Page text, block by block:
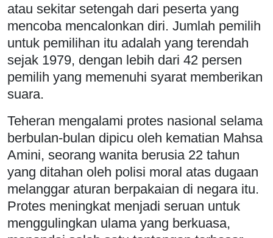
atau sekitar setengah dari peserta yang
mencoba mencalonkan diri. Jumlah pemilih
untuk pemilihan itu adalah yang terendah
sejak 1979, dengan lebih dari 42 persen
pemilih yang memenuhi syarat memberikan
suara.
Teheran mengalami protes nasional selama
berbulan-bulan dipicu oleh kematian Mahsa
Amini, seorang wanita berusia 22 tahun
yang ditahan oleh polisi moral atas dugaan
melanggar aturan berpakaian di negara itu.
Protes meningkat menjadi seruan untuk
menggulingkan ulama yang berkuasa,